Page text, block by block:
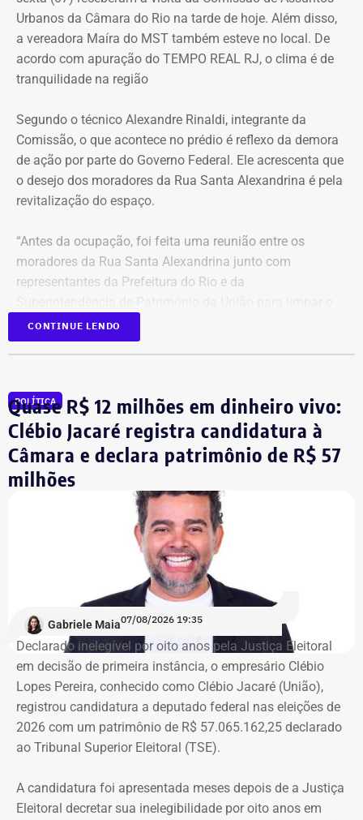
Urbanos da Câmara do Rio na tarde de hoje. Além disso,
a vereadora Maíra do MST também esteve no local. De
acordo com apuração do TEMPO REAL RJ, o clima é de
tranquilidade na região
Segundo o técnico Alexandre Rinaldi, integrante da
Comissão, o que acontece no prédio é reflexo da demora
de ação por parte do Governo Federal. Ele acrescenta que
o desejo dos moradores da Rua Santa Alexandrina é pela
revitalização do espaço.
“Antes da ocupação, foi feita uma reunião entre os
moradores da Rua Santa Alexandrina junto com
representantes da Prefeitura do Rio e da
terreno até passar para o Arquivo Nacional. Mas o
Governo Federal demorou tanto para agir que hoje
comentou.
Integrante de movimento afirma que
ocupação aconteceu após quatro
Integrante do Movimento de Luta nos Bairros, Vilas e
Favelas (MLB), dona Enita afirmou que o grupo de
ocupantes chegou ao atual prédio depois de sofrer quatro
“Nós já sofremos quatro despejos. O objetivo da
ocupação é justamente dar ao imóvel uma função social
que atenda as necessidades básicas das famílias. Desde
que eu entrei no MLB nunca faltou comida. Só o que falta
mesmo é um teto, um lar para morar. Queremos fazer
valer um direito constitucional que nunca foi cumprido”
A Central de Movimentos Populares do Rio de Janeiro
(CMPRJ) emitiu nota de apoio e solidariedade e lembrou
CONTINUE LENDO
POLÍTICA
Quase R$ 12 milhões em dinheiro vivo:
Clébio Jacaré registra candidatura à
Câmara e declara patrimônio de R$ 57
milhões
Gabriele Maia07/08/2026 19:35
Declarado inelegível por oito anos pela Justiça Eleitoral
em decisão de primeira instância, o empresário Clébio
Lopes Pereira, conhecido como Clébio Jacaré (União),
registrou candidatura a deputado federal nas eleições de
2026 com um patrimônio de R$ 57.065.162,25 declarado
ao Tribunal Superior Eleitoral (TSE).
A candidatura foi apresentada meses depois de a Justiça
Eleitoral decretar sua inelegibilidade por oito anos em